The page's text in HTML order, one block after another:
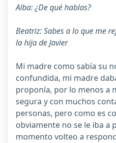
Alba: ¿De qué hablas?
Beatriz: Sabes a lo que me
la hija de Javier
Mi madre como sabía su
confundida, mi madre
proponía, por lo menos a
segura y con muchos
personas, pero como es
obviamente no se le iba a
momento volteo a